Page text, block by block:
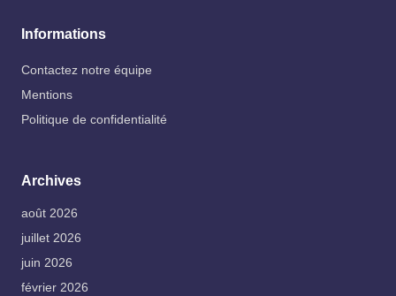
Informations
Contactez notre équipe
Mentions
Politique de confidentialité
Archives
août 2026
juillet 2026
juin 2026
février 2026